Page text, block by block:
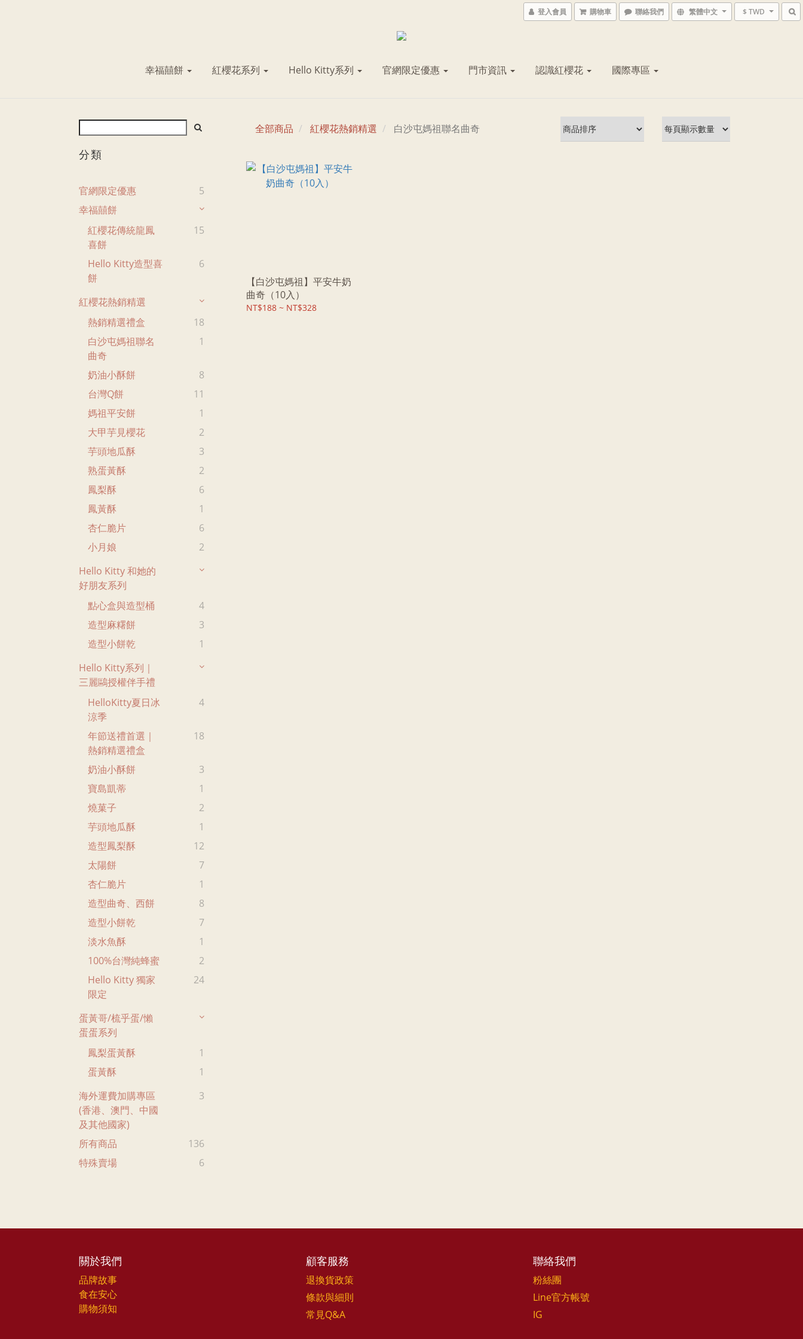
登入會員 購物車 聯絡我們 繁體中文 $ TWD
幸福囍餅 紅櫻花系列 Hello Kitty系列 官網限定優惠 門市資訊 認識紅櫻花 國際專區
分類
官網限定優惠
5
幸福囍餅
紅櫻花傳統龍鳳
喜餅
15
Hello Kitty造型喜
餅
6
紅櫻花熱銷精選
熱銷精選禮盒
18
白沙屯媽祖聯名
曲奇
1
奶油小酥餅
8
台灣Q餅
11
媽祖平安餅
1
大甲芋見櫻花
2
芋頭地瓜酥
3
熟蛋黃酥
2
鳳梨酥
6
鳳黃酥
1
杏仁脆片
6
小月娘
2
Hello Kitty 和她的
好朋友系列
點心盒與造型桶
4
造型麻糬餅
3
造型小餅乾
1
Hello Kitty系列｜
三麗鷗授權伴手禮
HelloKitty夏日冰
涼季
4
年節送禮首選｜
熱銷精選禮盒
18
奶油小酥餅
3
寶島凱蒂
1
燒菓子
2
芋頭地瓜酥
1
造型鳳梨酥
12
太陽餅
7
杏仁脆片
1
造型曲奇、西餅
8
造型小餅乾
7
淡水魚酥
1
100%台灣純蜂蜜
2
Hello Kitty 獨家
限定
24
蛋黃哥/梳乎蛋/懶
蛋蛋系列
鳳梨蛋黃酥
1
蛋黃酥
1
海外運費加購專區
(香港、澳門、中國
及其他國家)
3
所有商品
136
特殊賣場
6
全部商品 紅櫻花熱銷精選 白沙屯媽祖聯名曲奇
【白沙屯媽祖】平安牛奶
曲奇（10入）
NT$188 ~ NT$328
關於我們
品牌故事
食在安心
購物須知
顧客服務
退換貨政策
條款與細則
常見Q&A
聯絡我們
粉絲團
Line官方帳號
IG